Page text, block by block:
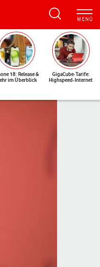
18: Release &
im Überblick
GigaCube-Tarife:
Highspeed-Internet